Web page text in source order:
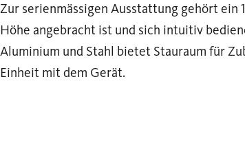
Zur serienmässigen Ausstattung gehört ein
Höhe angebracht ist und sich intuitiv
Aluminium und Stahl bietet Stauraum für
Einheit mit dem Gerät.